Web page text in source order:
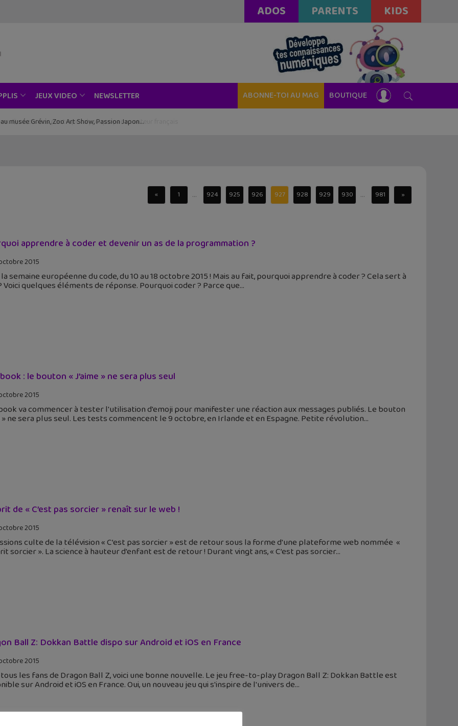
ADOS PARENTS KIDS
JEUX VIDEO NEWSLETTER ABONNE-TOI AU MAG BOUTIQUE
musée Grévin, Zoo Art Show, Passion Japon…
« 1 ... 924 925 926 927 928 929 930 ... 981 »
apprendre à coder et devenir un as de la programmation ?
2015
semaine européenne du code, du 10 au 18 octobre 2015 ! Mais au fait, pourquoi apprendre à coder ? Cela sert à
Voici quelques éléments de réponse. Pourquoi coder ? Parce que
: le bouton « J’aime » ne sera plus seul
2015
va commencer à tester l'utilisation d'emoji pour manifester une réaction aux messages publiés. Le bouton
ne sera plus seul. Les tests commencent le 9 octobre, en Irlande et en Espagne. Petite révolution
de « C’est pas sorcier » renaît sur le web !
2015
culte de la télévision « C’est pas sorcier » est de retour sous la forme d'une plateforme web nommée «
sorcier ». La science à hauteur d'enfant est de retour ! Durant vingt ans, « C’est pas sorcier
Ball Z: Dokkan Battle dispo sur Android et iOS en France
2015
les fans de Dragon Ball Z, voici une bonne nouvelle. Le jeu free-to-play Dragon Ball Z: Dokkan Battle est
sur Android et iOS en France. Oui, un nouveau jeu qui s'inspire de l'univers de